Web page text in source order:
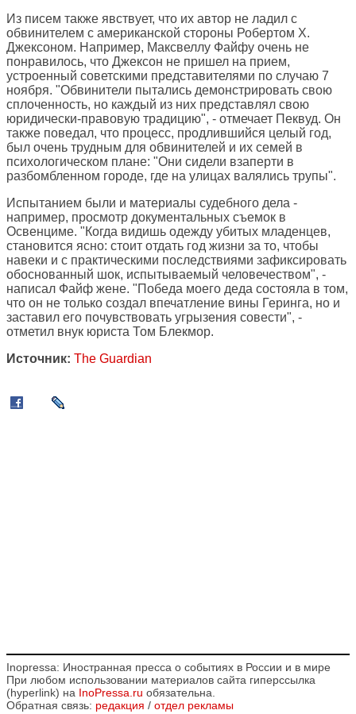
Из писем также явствует, что их автор не ладил с
обвинителем с американской стороны Робертом Х.
Джексоном. Например, Максвеллу Файфу очень не
понравилось, что Джексон не пришел на прием,
устроенный советскими представителями по случаю 7
ноября. "Обвинители пытались демонстрировать свою
сплоченность, но каждый из них представлял свою
юридически-правовую традицию", - отмечает Пеквуд. Он
также поведал, что процесс, продлившийся целый год,
был очень трудным для обвинителей и их семей в
психологическом плане: "Они сидели взаперти в
разбомбленном городе, где на улицах валялись трупы".
Испытанием были и материалы судебного дела -
например, просмотр документальных съемок в
Освенциме. "Когда видишь одежду убитых младенцев,
становится ясно: стоит отдать год жизни за то, чтобы
навеки и с практическими последствиями зафиксировать
обоснованный шок, испытываемый человечеством", -
написал Файф жене. "Победа моего деда состояла в том,
что он не только создал впечатление вины Геринга, но и
заставил его почувствовать угрызения совести", -
отметил внук юриста Том Блекмор.
Источник: The Guardian
Inopressa: Иностранная пресса о событиях в России и в мире
При любом использовании материалов сайта гиперссылка
(hyperlink) на InoPressa.ru обязательна.
Обратная связь: редакция / отдел рекламы